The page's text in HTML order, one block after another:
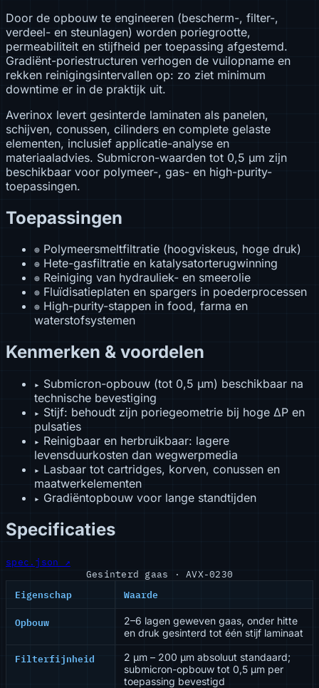
Door de opbouw te engineeren (bescherm-, filter-,
verdeel- en steunlagen) worden poriegrootte,
permeabiliteit en stijfheid per toepassing afgestemd.
Gradiënt-poriestructuren verhogen de vuilopname en
rekken reinigingsintervallen op: zo ziet minimum
downtime er in de praktijk uit.
Averinox levert gesinterde laminaten als panelen,
schijven, conussen, cilinders en complete gelaste
elementen, inclusief applicatie-analyse en
materiaaladvies. Submicron-waarden tot 0,5 µm zijn
beschikbaar voor polymeer-, gas- en high-purity-
toepassingen.
Toepassingen
⊕ Polymeersmeltfiltratie (hoogviskeus, hoge druk)
⊕ Hete-gasfiltratie en katalysatorterugwinning
⊕ Reiniging van hydrauliek- en smeerolie
⊕ Fluïdisatieplaten en spargers in poederprocessen
⊕ High-purity-stappen in food, farma en
waterstofsystemen
Kenmerken & voordelen
▸ Submicron-opbouw (tot 0,5 µm) beschikbaar na
technische bevestiging
▸ Stijf: behoudt zijn poriegeometrie bij hoge ΔP en
pulsaties
▸ Reinigbaar en herbruikbaar: lagere
levensduurkosten dan wegwerpmedia
▸ Lasbaar tot cartridges, korven, conussen en
maatwerkelementen
▸ Gradiëntopbouw voor lange standtijden
Specificaties
spec.json ↗
Gesinterd gaas · AVX-0230
Eigenschap
Waarde
Opbouw
2–6 lagen geweven gaas, onder hitte
en druk gesinterd tot één stijf laminaat
Filterfijnheid
2 µm – 200 µm absoluut standaard;
submicron-opbouw tot 0,5 µm per
toepassing bevestigd